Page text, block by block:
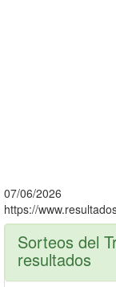
07/06/2026
https://
Sorteos del
resultados